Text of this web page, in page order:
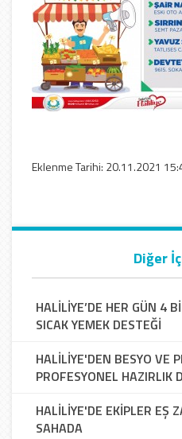
Eklenme Tarihi: 20.11.2021
Diğer
HALİLİYE’DE HER GÜN 4
SICAK YEMEK DESTEĞİ
HALİLİYE'DEN BESYO VE
PROFESYONEL HAZIRLIK
HALİLİYE'DE EKİPLER EŞ
SAHADA